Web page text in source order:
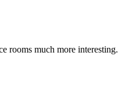
rooms much more interesting.